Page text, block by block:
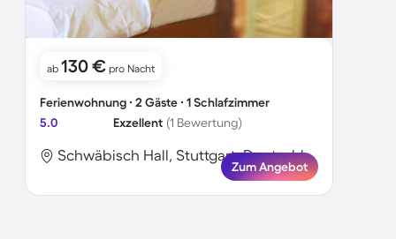
ab 130 € pro Nacht
Ferienwohnung ∙ 2 Gäste ∙ 1 Schlafzimmer
5.0
Exzellent (1 Bewertung)
Schwäbisch Hall, Stuttgart, Deutschland
Zum Angebot